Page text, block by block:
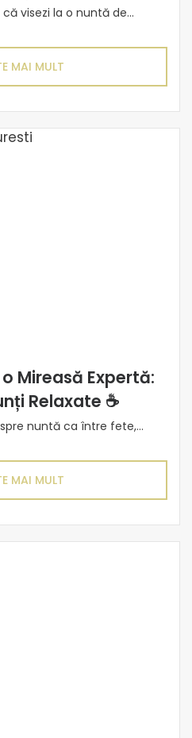
visezi la o nuntă de...
MAI MULT
Mireasă Expertă:
Relaxate ☕
nuntă ca între fete,...
MAI MULT